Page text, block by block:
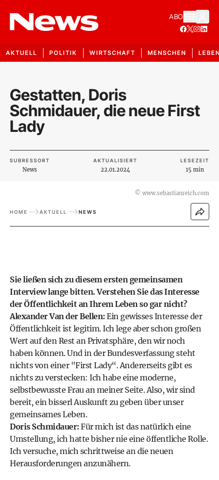
ABO
AKTUELL POLITIK WIRTSCHAFT MENSCHEN
Gestatten, Doris
Schmidauer, die neue First
Lady
SUBRESSORT
News
AKTUALISIERT
22.01.2024
LESEZEIT
15 min
© www.sebastianreich.com
HOME AKTUELL NEWS
Sie ließen sich zu diesem ersten gemeinsamen
Interview lange bitten. Verstehen Sie das Interesse
der Öffentlichkeit an Ihrem Leben so gar nicht?
Alexander Van der Bellen: Ein gewisses Interesse der
Öffentlichkeit ist legitim. Ich lege aber schon großen
Wert auf den Rest an Privatsphäre, den wir noch
haben können. Und in der Bundesverfassung steht
nichts von einer "First Lady“. Andererseits gibt es
nichts zu verstecken: Ich habe eine moderne,
selbstbewusste Frau an meiner Seite. Also, wir sind
bereit, ein bisserl Auskunft zu geben über unser
gemeinsames Leben.
Doris Schmidauer: Für mich ist das natürlich eine
Umstellung, ich hatte bisher nie eine öffentliche Rolle.
Ich versuche, mich schrittweise an die neuen
Herausforderungen anzunähern.